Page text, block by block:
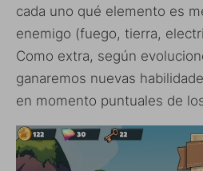
cada uno qué elemento es
enemigo (fuego, tierra,
Como extra, según
ganaremos nuevas
en momento puntuales de